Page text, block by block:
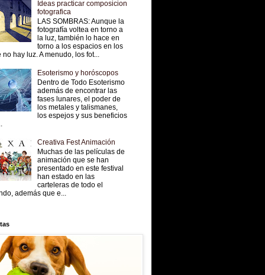
Ideas practicar composicion
fotografica
LAS SOMBRAS: Aunque la
fotografía voltea en torno a
la luz, también lo hace en
torno a los espacios en los
no hay luz. A menudo, los fot...
Esoterismo y horóscopos
Dentro de Todo Esoterismo
además de encontrar las
fases lunares, el poder de
los metales y talismanes,
los espejos y sus beneficios
Creativa Fest Animación
Muchas de las películas de
animación que se han
presentado en este festival
han estado en las
carteleras de todo el
además que e...